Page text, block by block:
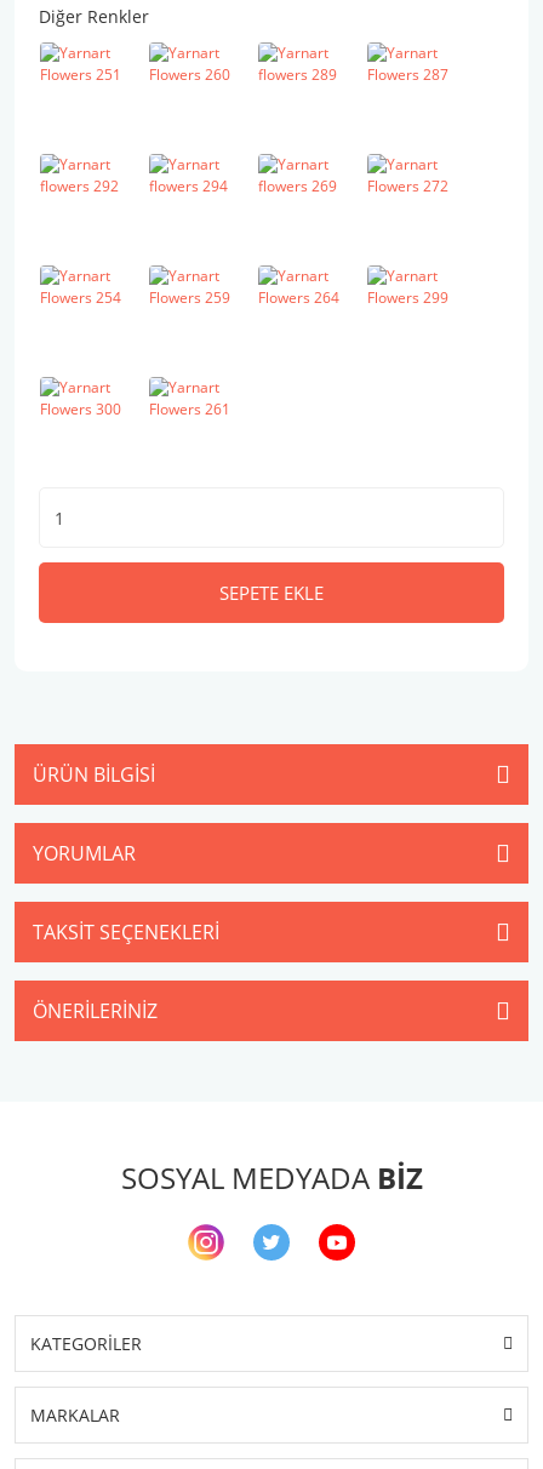
Diğer Renkler
SEPETE EKLE
ÜRÜN BILGISI
YORUMLAR
TAKSIT SEÇENEKLERI
ÖNERILERINIZ
SOSYAL MEDYADA BİZ
KATEGORİLER
MARKALAR